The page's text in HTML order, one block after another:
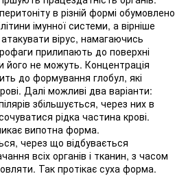
в різній формі обумовлено
імунної системи, а вірніше
вірус, намагаючись
прилипають до поверхні
його не можуть. Концентрація
до формування глобул, які
Далі можливі два варіанти:
збільшується, через них в
рідка частина крові.
випотна форма.
через що відбувається
всіх органів і тканин, з часом
Так протікає суха форма.